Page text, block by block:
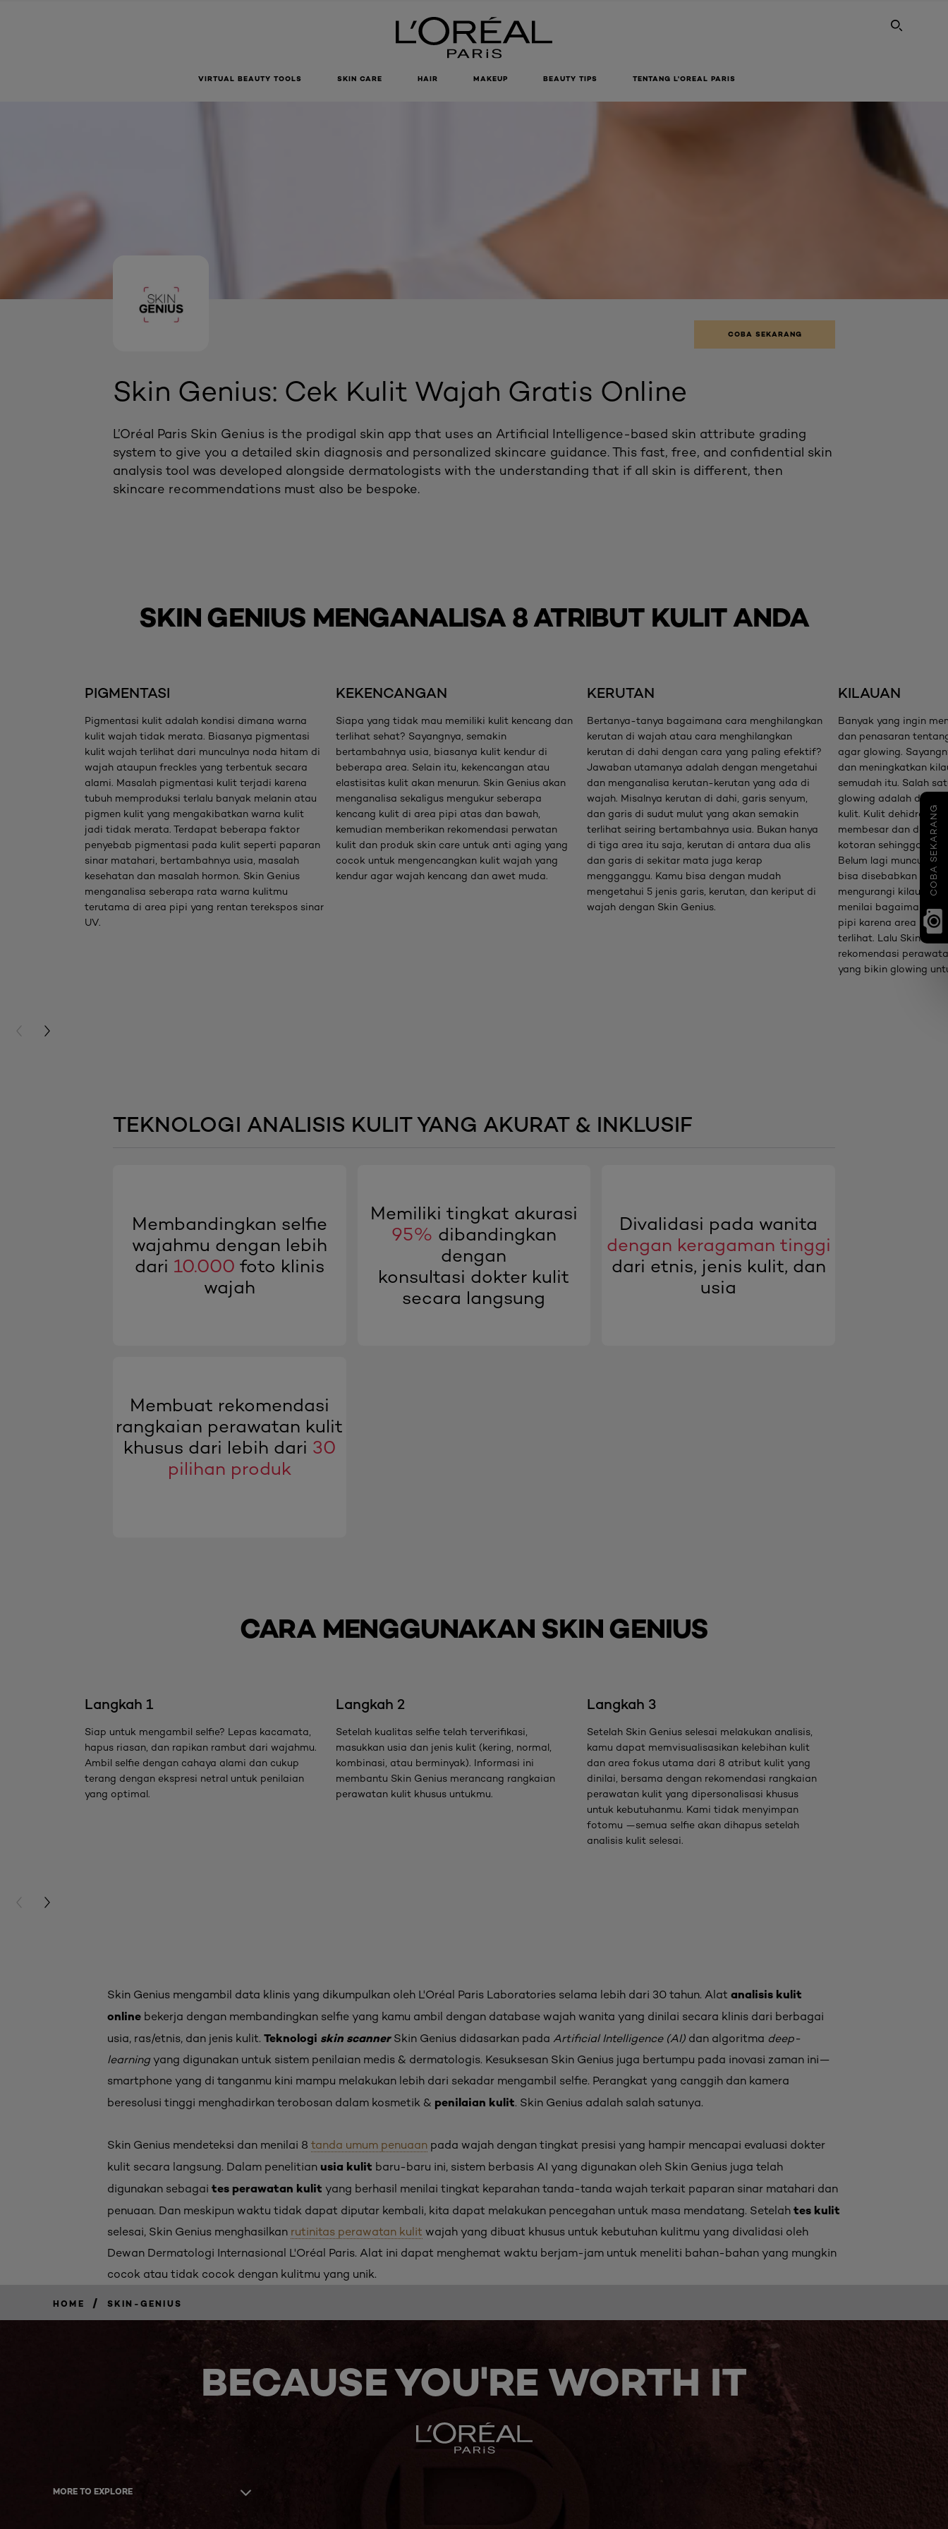
COBA SEKARANG
VIRTUAL BEAUTY TOOLS SKIN CARE HAIR MAKEUP BEAUTY TIPS TENTANG L'OREAL PARIS
COBA SEKARANG
Skin Genius: Cek Kulit Wajah Gratis Online
L’Oréal Paris Skin Genius is the prodigal skin app that uses an Artificial Intelligence-based skin attribute grading
system to give you a detailed skin diagnosis and personalized skincare guidance. This fast, free, and confidential skin
analysis tool was developed alongside dermatologists with the understanding that if all skin is different, then
skincare recommendations must also be bespoke.
SKIN GENIUS MENGANALISA 8 ATRIBUT KULIT ANDA
PIGMENTASI
Pigmentasi kulit adalah kondisi dimana warna
kulit wajah tidak merata. Biasanya pigmentasi
kulit wajah terlihat dari munculnya noda hitam di
wajah ataupun freckles yang terbentuk secara
alami. Masalah pigmentasi kulit terjadi karena
tubuh memproduksi terlalu banyak melanin atau
pigmen kulit yang mengakibatkan warna kulit
jadi tidak merata. Terdapat beberapa faktor
penyebab pigmentasi pada kulit seperti paparan
sinar matahari, bertambahnya usia, masalah
kesehatan dan masalah hormon. Skin Genius
menganalisa seberapa rata warna kulitmu
terutama di area pipi yang rentan terekspos sinar
UV.
KEKENCANGAN
Siapa yang tidak mau memiliki kulit kencang dan
terlihat sehat? Sayangnya, semakin
bertambahnya usia, biasanya kulit kendur di
beberapa area. Selain itu, kekencangan atau
elastisitas kulit akan menurun. Skin Genius akan
menganalisa sekaligus mengukur seberapa
kencang kulit di area pipi atas dan bawah,
kemudian memberikan rekomendasi perwatan
kulit dan produk skin care untuk anti aging yang
cocok untuk mengencangkan kulit wajah yang
kendur agar wajah kencang dan awet muda.
KERUTAN
Bertanya-tanya bagaimana cara menghilangkan
kerutan di wajah atau cara menghilangkan
kerutan di dahi dengan cara yang paling efektif?
Jawaban utamanya adalah dengan mengetahui
dan menganalisa kerutan-kerutan yang ada di
wajah. Misalnya kerutan di dahi, garis senyum,
dan garis di sudut mulut yang akan semakin
terlihat seiring bertambahnya usia. Bukan hanya
di tiga area itu saja, kerutan di antara dua alis
dan garis di sekitar mata juga kerap
mengganggu. Kamu bisa dengan mudah
mengetahui 5 jenis garis, kerutan, dan keriput di
wajah dengan Skin Genius.
KILAUAN
Banyak yang ingin
dan penasaran
agar glowing.
dan meningkatkan
semudah itu. Salah
glowing adalah
kulit. Kulit dehidrasi
membesar dan dapat
kotoran sehingga
Belum lagi
bisa disebabkan oleh
mengurangi kilauan
menilai bagaimana
pipi karena area ini
terlihat. Lalu Skin
rekomendasi
yang bikin glowing
PREVIOUS CARD
NEXT CARD
TEKNOLOGI ANALISIS KULIT YANG AKURAT & INKLUSIF
Membandingkan selfie
wajahmu dengan lebih
dari 10.000 foto klinis
wajah
Memiliki tingkat akurasi
95% dibandingkan
dengan
konsultasi dokter kulit
secara langsung
Divalidasi pada wanita
dengan keragaman tinggi
dari etnis, jenis kulit, dan
usia
Membuat rekomendasi
rangkaian perawatan kulit
khusus dari lebih dari 30
pilihan produk
CARA MENGGUNAKAN SKIN GENIUS
Langkah 1
Siap untuk mengambil selfie? Lepas kacamata,
hapus riasan, dan rapikan rambut dari wajahmu.
Ambil selfie dengan cahaya alami dan cukup
terang dengan ekspresi netral untuk penilaian
yang optimal.
Langkah 2
Setelah kualitas selfie telah terverifikasi,
masukkan usia dan jenis kulit (kering, normal,
kombinasi, atau berminyak). Informasi ini
membantu Skin Genius merancang rangkaian
perawatan kulit khusus untukmu.
Langkah 3
Setelah Skin Genius selesai melakukan analisis,
kamu dapat memvisualisasikan kelebihan kulit
dan area fokus utama dari 8 atribut kulit yang
dinilai, bersama dengan rekomendasi rangkaian
perawatan kulit yang dipersonalisasi khusus
untuk kebutuhanmu. Kami tidak menyimpan
fotomu —semua selfie akan dihapus setelah
analisis kulit selesai.
PREVIOUS CARD
NEXT CARD
Skin Genius mengambil data klinis yang dikumpulkan oleh L'Oréal Paris Laboratories selama lebih dari 30 tahun. Alat analisis kulit
online bekerja dengan membandingkan selfie yang kamu ambil dengan database wajah wanita yang dinilai secara klinis dari berbagai
usia, ras/etnis, dan jenis kulit. Teknologi skin scannerSkin Genius didasarkan pada Artificial Intelligence (AI) dan algoritma deep-
learningyang digunakan untuk sistem penilaian medis & dermatologis. Kesuksesan Skin Genius juga bertumpu pada inovasi zaman ini—
smartphone yang di tanganmu kini mampu melakukan lebih dari sekadar mengambil selfie. Perangkat yang canggih dan kamera
beresolusi tinggi menghadirkan terobosan dalam kosmetik & penilaian kulit. Skin Genius adalah salah satunya.
Skin Genius mendeteksi dan menilai 8 tanda umum penuaan pada wajah dengan tingkat presisi yang hampir mencapai evaluasi dokter
kulit secara langsung. Dalam penelitian usia kulit baru-baru ini, sistem berbasis AI yang digunakan oleh Skin Genius juga telah
digunakan sebagai tes perawatan kulit yang berhasil menilai tingkat keparahan tanda-tanda wajah terkait paparan sinar matahari dan
penuaan. Dan meskipun waktu tidak dapat diputar kembali, kita dapat melakukan pencegahan untuk masa mendatang. Setelah tes kulit
selesai, Skin Genius menghasilkan rutinitas perawatan kulit wajah yang dibuat khusus untuk kebutuhan kulitmu yang divalidasi oleh
Dewan Dermatologi Internasional L'Oréal Paris. Alat ini dapat menghemat waktu berjam-jam untuk meneliti bahan-bahan yang mungkin
cocok atau tidak cocok dengan kulitmu yang unik.
HOME / SKIN-GENIUS
BECAUSE YOU'RE WORTH IT
MORE TO EXPLORE